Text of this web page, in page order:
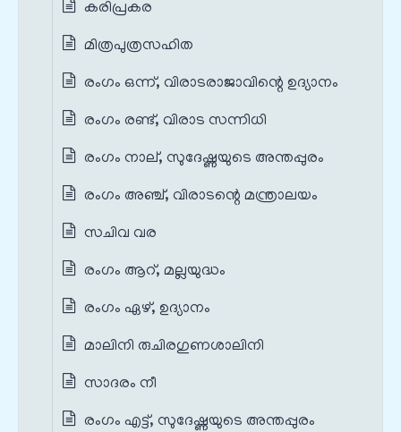
കരിപ്രകര
മിത്രപുത്രസഹിത
രംഗം ഒന്ന്, വിരാടരാജാവിന്റെ ഉദ്യാനം
രംഗം രണ്ട്, വിരാട സന്നിധി
രംഗം നാല്, സുദേഷ്ണയുടെ അന്തപ്പുരം
രംഗം അഞ്ച്, വിരാടന്റെ മന്ത്രാലയം
സചിവ വര
രംഗം ആറ്, മല്ലയുദ്ധം
രംഗം ഏഴ്, ഉദ്യാനം
മാലിനി രുചിരഗുണശാലിനി
സാദരം നീ
രംഗം എട്ട്, സുദേഷ്ണയുടെ അന്തപ്പുരം